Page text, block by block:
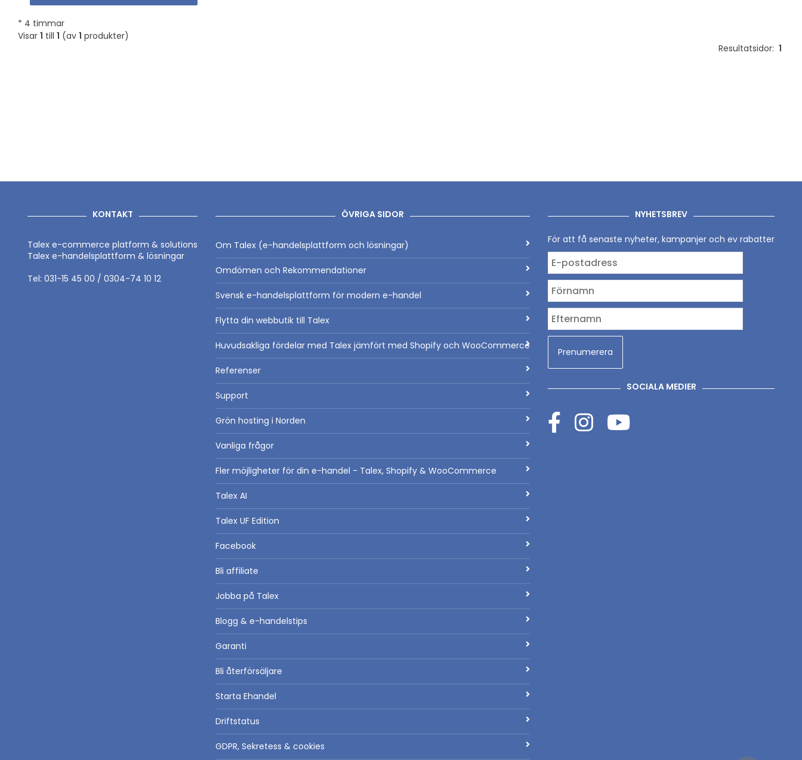
* 4 timmar
Visar 1 till 1 (av 1 produkter)
Resultatsidor: 1
KONTAKT
Talex e-commerce platform & solutions
Talex e-handelsplattform & lösningar
Tel: 031-15 45 00 / 0304-74 10 12
ÖVRIGA SIDOR
Om Talex (e-handelsplattform och lösningar)
Omdömen och Rekommendationer
Svensk e-handelsplattform för modern e-handel
Flytta din webbutik till Talex
Huvudsakliga fördelar med Talex jämfört med Shopify och WooCommerce
Referenser
Support
Grön hosting i Norden
Vanliga frågor
Fler möjligheter för din e-handel - Talex, Shopify & WooCommerce
Talex AI
Talex UF Edition
Facebook
Bli affiliate
Jobba på Talex
Blogg & e-handelstips
Garanti
Bli återförsäljare
Starta Ehandel
Driftstatus
GDPR, Sekretess & cookies
NYHETSBREV
För att få senaste nyheter, kampanjer och ev rabatter
SOCIALA MEDIER